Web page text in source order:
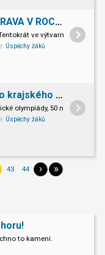
Výtvarná soutěž DOPRAVA V ROCE 2050
ve výtvarné soutěži –
Úspěchy žáků
Čtyři žáci postupují do krajského kola
olympiády, 50 nejlepších z
Úspěchy žáků
43 44 › »
to kamení.